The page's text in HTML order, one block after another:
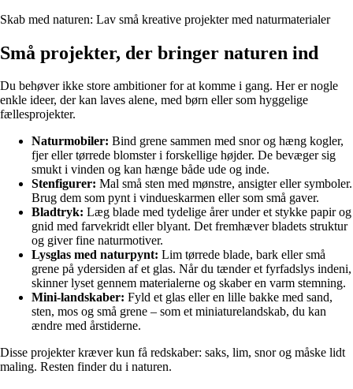
Skab med naturen: Lav små kreative projekter med naturmaterialer
Små projekter, der bringer naturen ind
Du behøver ikke store ambitioner for at komme i gang. Her er nogle
enkle ideer, der kan laves alene, med børn eller som hyggelige
fællesprojekter.
Naturmobiler: Bind grene sammen med snor og hæng kogler,
fjer eller tørrede blomster i forskellige højder. De bevæger sig
smukt i vinden og kan hænge både ude og inde.
Stenfigurer: Mal små sten med mønstre, ansigter eller symboler.
Brug dem som pynt i vindueskarmen eller som små gaver.
Bladtryk: Læg blade med tydelige årer under et stykke papir og
gnid med farvekridt eller blyant. Det fremhæver bladets struktur
og giver fine naturmotiver.
Lysglas med naturpynt: Lim tørrede blade, bark eller små
grene på ydersiden af et glas. Når du tænder et fyrfadslys indeni,
skinner lyset gennem materialerne og skaber en varm stemning.
Mini-landskaber: Fyld et glas eller en lille bakke med sand,
sten, mos og små grene – som et miniaturelandskab, du kan
ændre med årstiderne.
Disse projekter kræver kun få redskaber: saks, lim, snor og måske lidt
maling. Resten finder du i naturen.